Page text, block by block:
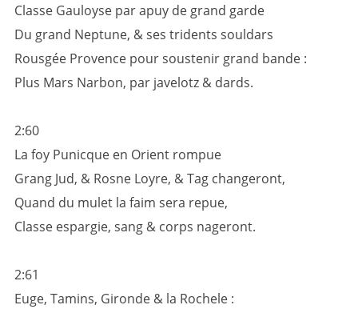
Classe Gauloyse par apuy de grand garde
Du grand Neptune, & ses tridents souldars
Rousgée Provence pour soustenir grand bande :
Plus Mars Narbon, par javelotz & dards.
2:60
La foy Punicque en Orient rompue
Grang Jud, & Rosne Loyre, & Tag changeront,
Quand du mulet la faim sera repue,
Classe espargie, sang & corps nageront.
2:61
Euge, Tamins, Gironde & la Rochele :